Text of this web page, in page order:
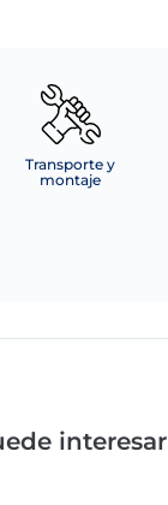
Transporte y
montaje
interesar